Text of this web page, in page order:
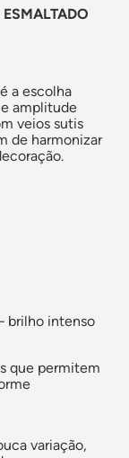
a escolha
amplitude
veios sutis
de harmonizar
brilho intenso
que permitem
variação,